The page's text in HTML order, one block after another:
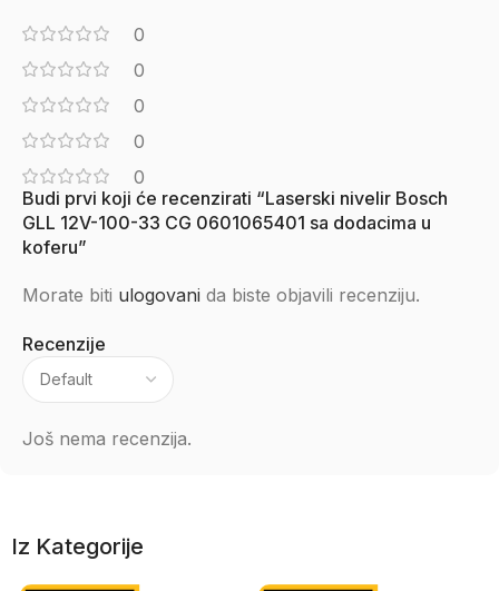
0
0
0
0
0
Recenzije
Još nema recenzija.
Budi prvi koji će recenzirati “Laserski nivelir Bosch
GLL 12V-100-33 CG 0601065401 sa dodacima u
koferu”
Morate biti ulogovani da biste objavili recenziju.
Iz Kategorije